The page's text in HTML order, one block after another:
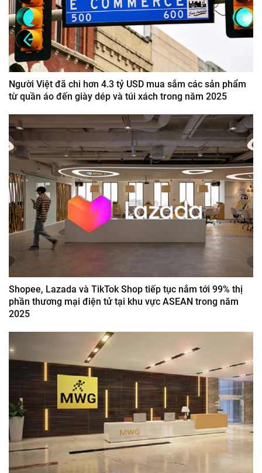
Người Việt đã chi hơn 4.3 tỷ USD mua sắm các sản phẩm
từ quần áo đến giày dép và túi xách trong năm 2025
Shopee, Lazada và TikTok Shop tiếp tục nắm tới 99% thị
phần thương mại điện tử tại khu vực ASEAN trong năm
2025